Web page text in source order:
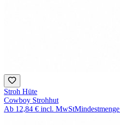
Stroh Hüte
Cowboy Strohhut
Ab 12,84 € incl. MwStMindestmenge